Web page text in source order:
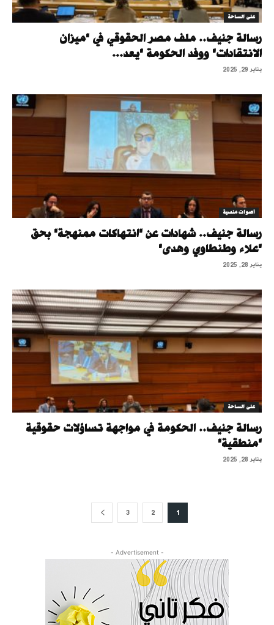
على الساحة
رسالة جنيف.. ملف مصر الحقوقي في "ميزان
الانتقادات" ووفد الحكومة "يعد...
يناير 29, 2025
أصوات منسية
رسالة جنيف.. شهادات عن "انتهاكات ممنهجة" بحق
"علاء وطنطاوي وهدى"
يناير 28, 2025
على الساحة
رسالة جنيف.. الحكومة في مواجهة تساؤلات حقوقية
"منطقية"
يناير 28, 2025
1
2
3
- Advertisement -